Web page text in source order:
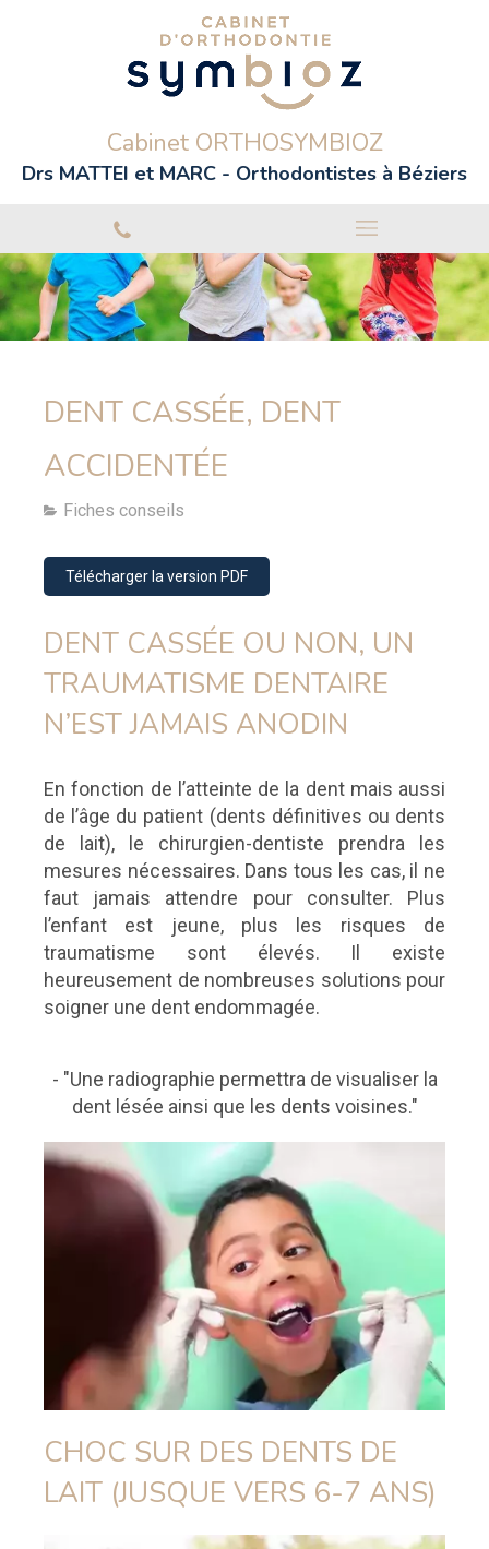
Cabinet ORTHOSYMBIOZ
Drs MATTEI et MARC - Orthodontistes à Béziers
DENT CASSÉE, DENT
ACCIDENTÉE
Fiches conseils
Télécharger la version PDF
DENT CASSÉE OU NON, UN
TRAUMATISME DENTAIRE
N’EST JAMAIS ANODIN
En fonction de l’atteinte de la dent mais aussi
de l’âge du patient (dents définitives ou dents
de lait), le chirurgien-dentiste prendra les
mesures nécessaires. Dans tous les cas, il ne
faut jamais attendre pour consulter. Plus
l’enfant est jeune, plus les risques de
traumatisme sont élevés. Il existe
heureusement de nombreuses solutions pour
soigner une dent endommagée.
- "Une radiographie permettra de visualiser la
dent lésée ainsi que les dents voisines."
CHOC SUR DES DENTS DE
LAIT (JUSQUE VERS 6-7 ANS)